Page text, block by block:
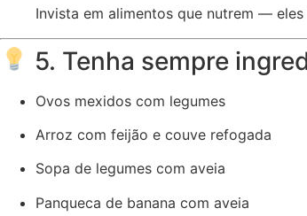
Invista em alimentos que nutrem —
5. Tenha sempre
Ovos mexidos com legumes
Arroz com feijão e couve refogada
Sopa de legumes com aveia
Panqueca de banana com aveia